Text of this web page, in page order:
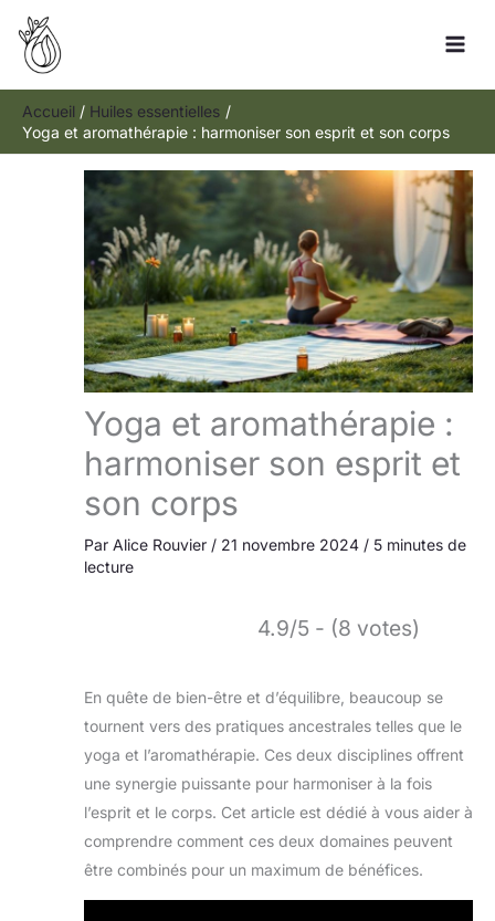
Aller
contenu
Accueil
Huiles essentielles
Yoga et aromathérapie : harmoniser son esprit et son corps
Yoga et aromathérapie :
harmoniser son esprit et
son corps
Par Alice Rouvier / 21 novembre 2024 / 5 minutes de
lecture
4.9/5 - (8 votes)
En quête de bien-être et d’équilibre, beaucoup se
tournent vers des pratiques ancestrales telles que le
yoga et l’aromathérapie. Ces deux disciplines offrent
une synergie puissante pour harmoniser à la fois
l’esprit et le corps. Cet article est dédié à vous aider à
comprendre comment ces deux domaines peuvent
être combinés pour un maximum de bénéfices.
Rechercher